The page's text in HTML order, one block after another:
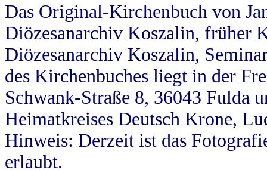
Das Original-Kirchenbuch von
Diözesanarchiv Koszalin, früher
Diözesanarchiv Koszalin,
des Kirchenbuches liegt in der
Schwank-Straße 8, 36043 Fulda
Heimatkreises Deutsch Krone,
Hinweis: Derzeit ist das
erlaubt.